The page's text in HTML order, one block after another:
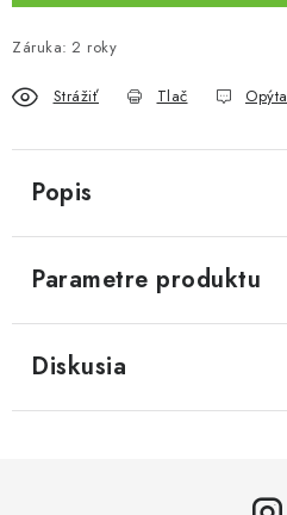
Záruka: 2 roky
Tlač
Strážiť
Popis
Parametre produktu
Diskusia